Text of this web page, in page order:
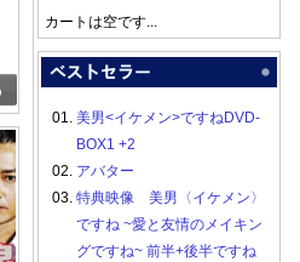
カートは空です...
01. 美男<イケメン>ですねDVD-
BOX1 +2
02. アバター
03. 特典映像 美男〈イケメン〉
ですね ~愛と友情のメイキン
グですね~ 前半+後半ですね